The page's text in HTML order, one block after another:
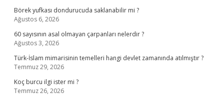
Börek yufkası dondurucuda saklanabilir mi ?
Ağustos 6, 2026
60 sayısının asal olmayan çarpanları nelerdir ?
Ağustos 3, 2026
Türk-İslam mimarisinin temelleri hangi devlet zamanında atılmıştır ?
Temmuz 29, 2026
Koç burcu ilgi ister mi ?
Temmuz 26, 2026